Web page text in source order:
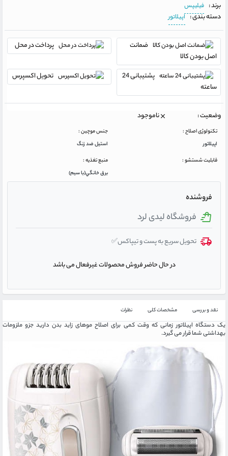
برند : فیلیپس
دسته بندی : اپیلاتور
ضمانت
اصل بودن کالا
پرداخت در محل
پشتیبانی 24
ساعته
تحویل اکسپرس
وضعیت : ناموجود
تکنولوژی اصلاح :
اپیلاتور
جنس موچین :
استيل ضد زنگ
قابلیت شستشو :
منبع تغذیه :
برق خانگي(با سيم)
فروشنده
فروشگاه لیدی لرد
تحویل سریع به پست و تیپاکس✅
در حال حاضر فروش محصولات غیرفعال می باشد
نقد و بررسی مشخصات کلی نظرات
یک دستگاه اپیلاتور زمانی که وقت کمی برای اصلاح موهای زاید بدن دارید جزو ملزومات
بهداشتی شما قرار می گیرد.